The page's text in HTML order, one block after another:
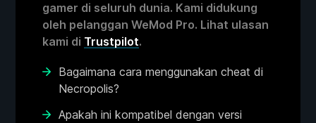
gamer di seluruh dunia. Kami didukung
oleh pelanggan WeMod Pro. Lihat ulasan
kami di Trustpilot.
Bagaimana cara menggunakan cheat di
Necropolis?
Apakah ini kompatibel dengan versi